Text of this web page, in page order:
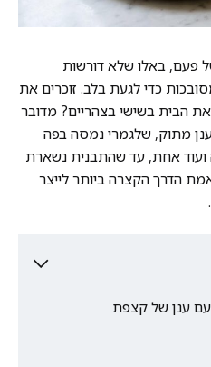
פעם, באלו שלא דורשות
כדי לגעת בלב. זוכרים את
הבית בשישי בצהריים? מדובר
מתוק, שלגמרי נמסה בפה
ועוד אחת, עד שהתבנית נשארת
הדרך הקצרה ביותר לייצר
עם ענן של קצפת